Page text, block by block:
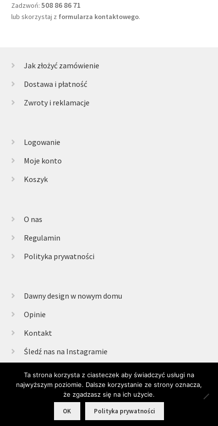
Zadzwoń: 508 86 86 71
lub skorzystaj z formularza kontaktowego.
Jak złożyć zamówienie
Dostawa i płatność
Zwroty i reklamacje
Logowanie
Moje konto
Koszyk
O nas
Regulamin
Polityka prywatności
Dawny design w nowym domu
Opinie
Kontakt
Śledź nas na Instagramie
© Retrogabinet 2025
Ta strona korzysta z ciasteczek aby świadczyć usługi na
najwyższym poziomie. Dalsze korzystanie ze strony oznacza,
że zgadzasz się na ich użycie.
OK Polityka prywatności